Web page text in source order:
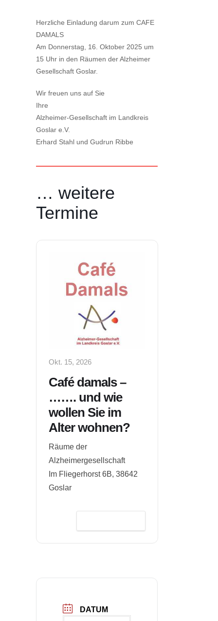
Herzliche Einladung darum zum CAFE
DAMALS
Am Donnerstag, 16. Oktober 2025 um
15 Uhr in den Räumen der Alzheimer
Gesellschaft Goslar.
Wir freuen uns auf Sie
Ihre
Alzheimer-Gesellschaft im Landkreis
Goslar e.V.
Erhard Stahl und Gudrun Ribbe
… weitere
Termine
Okt. 15, 2026
Café damals –
……. und wie
wollen Sie im
Alter wohnen?
Räume der
Alzheimergesellschaft
Im Flieger­horst 6B, 38642
Goslar
DATUM